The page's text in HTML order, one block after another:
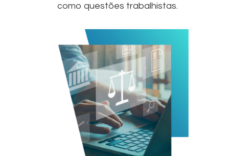
como questões trabalhistas.